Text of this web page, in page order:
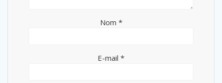
Nom *
E-mail *